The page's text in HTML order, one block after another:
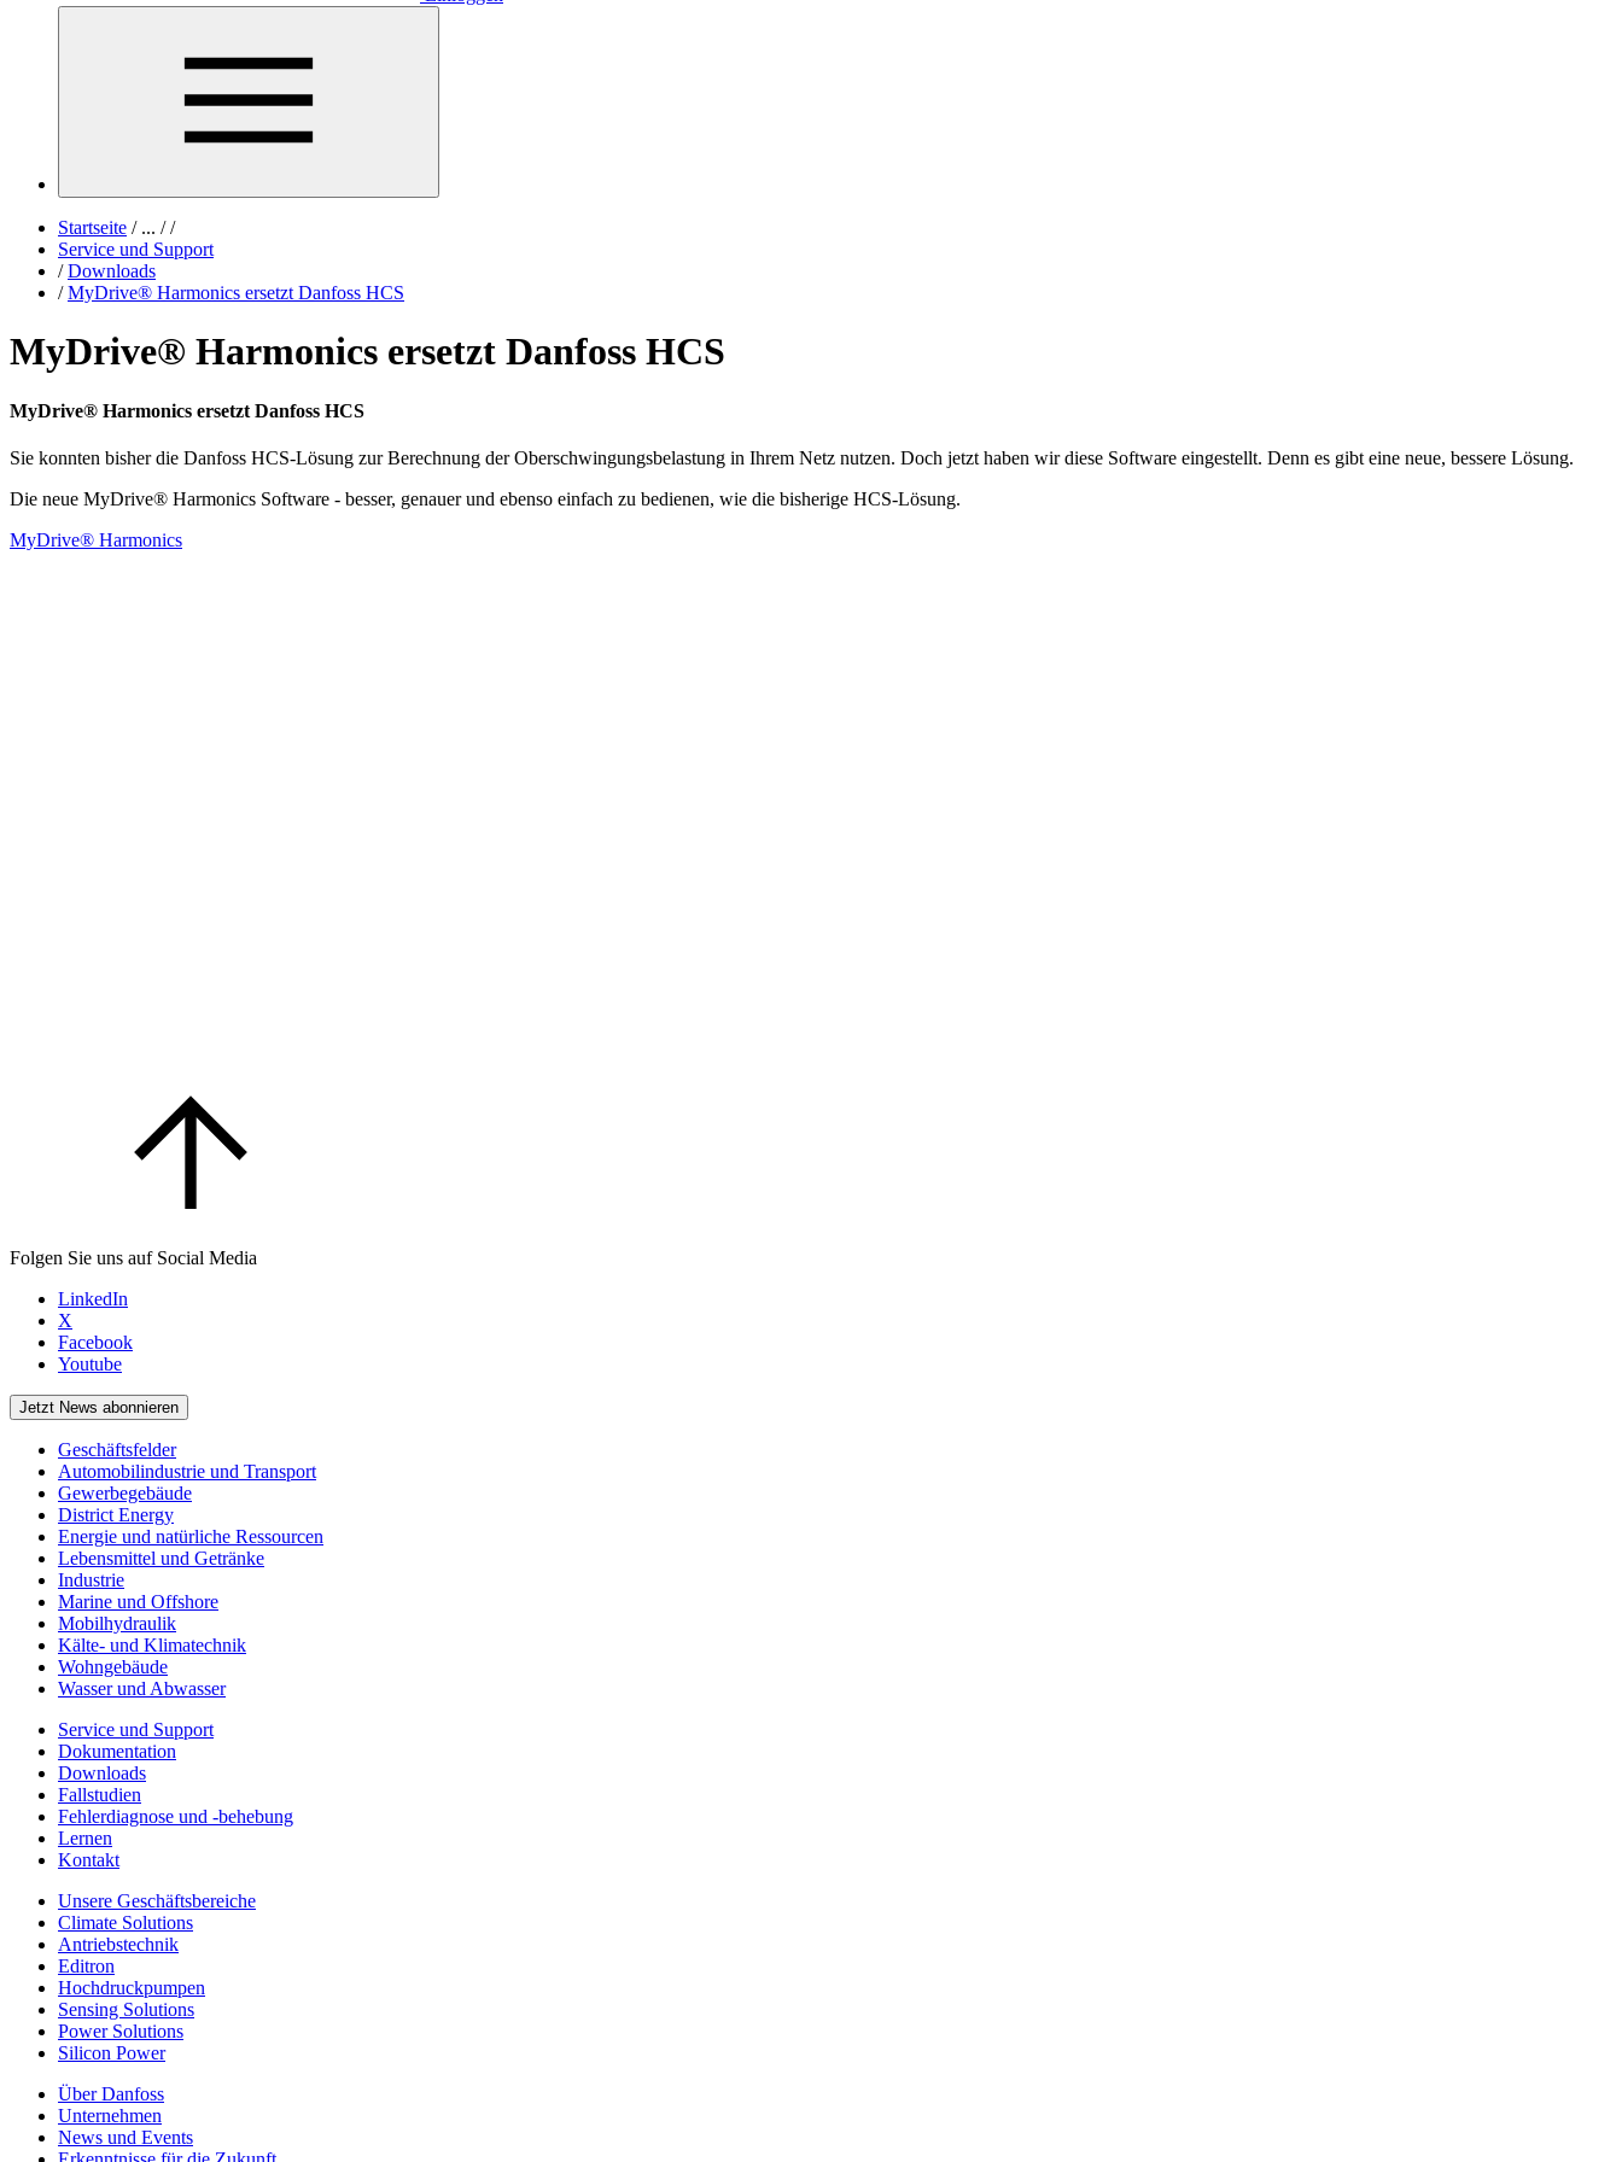
Startseite /... / /
Service und Support
/ Downloads
/ MyDrive® Harmonics ersetzt Danfoss HCS
MyDrive® Harmonics ersetzt Danfoss HCS
MyDrive® Harmonics ersetzt Danfoss HCS
Sie konnten bisher die Danfoss HCS-Lösung zur Berechnung der Oberschwingungsbelastung in Ihrem Netz nutzen. Doch jetzt haben wir diese Software eingestellt. Denn es gibt eine neue, bessere Lösung.
Die neue MyDrive® Harmonics Software - besser, genauer und ebenso einfach zu bedienen, wie die bisherige HCS-Lösung.
MyDrive® Harmonics
Folgen Sie uns auf Social Media
LinkedIn
X
Facebook
Youtube
Jetzt News abonnieren
Geschäftsfelder
Automobilindustrie und Transport
Gewerbegebäude
District Energy
Energie und natürliche Ressourcen
Lebensmittel und Getränke
Industrie
Marine und Offshore
Mobilhydraulik
Kälte- und Klimatechnik
Wohngebäude
Wasser und Abwasser
Service und Support
Dokumentation
Downloads
Fallstudien
Fehlerdiagnose und -behebung
Lernen
Kontakt
Unsere Geschäftsbereiche
Climate Solutions
Antriebstechnik
Editron
Hochdruckpumpen
Sensing Solutions
Power Solutions
Silicon Power
Über Danfoss
Unternehmen
News und Events